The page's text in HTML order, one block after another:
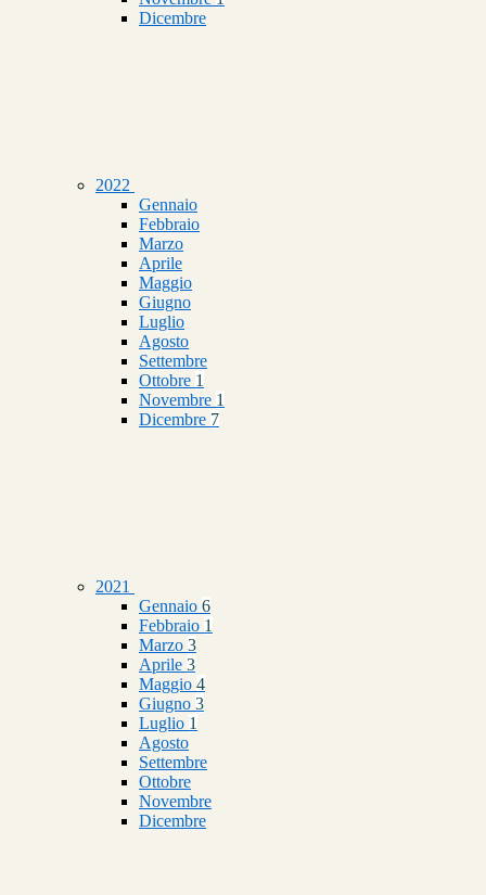
Dicembre
2022
Gennaio
Febbraio
Marzo
Aprile
Maggio
Giugno
Luglio
Agosto
Settembre
Ottobre 1
Novembre 1
Dicembre 7
2021
Gennaio 6
Febbraio 1
Marzo 3
Aprile 3
Maggio 4
Giugno 3
Luglio 1
Agosto
Settembre
Ottobre
Novembre
Dicembre